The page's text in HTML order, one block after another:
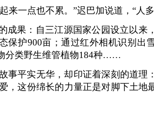
来一点也不累。”迟巴加说道，“人
成果：自三江源国家公园设立以来
保护900亩；通过红外相机识别出
分类野生维管植物184种……
事平实无华，却印证着深刻的道理
，这份绵长的力量正是对脚下土地